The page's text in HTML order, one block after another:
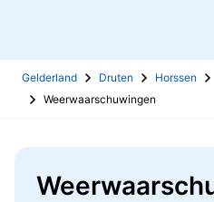
Gelderland Druten Horssen
Weerwaarschuwingen